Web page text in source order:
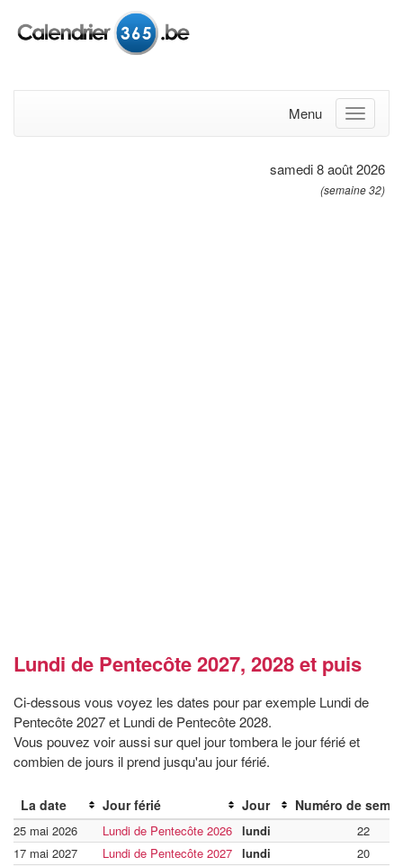
Menu
samedi 8 août 2026
(semaine 32)
Lundi de Pentecôte 2027, 2028 et puis
Ci-dessous vous voyez les dates pour par exemple Lundi de
Pentecôte 2027 et Lundi de Pentecôte 2028.
Vous pouvez voir aussi sur quel jour tombera le jour férié et
combien de jours il prend jusqu'au jour férié.
La date Jour férié Jour Numéro de
25 mai 2026 Lundi de Pentecôte 2026 lundi
22
17 mai 2027
Lundi de Pentecôte 2027 lundi
20